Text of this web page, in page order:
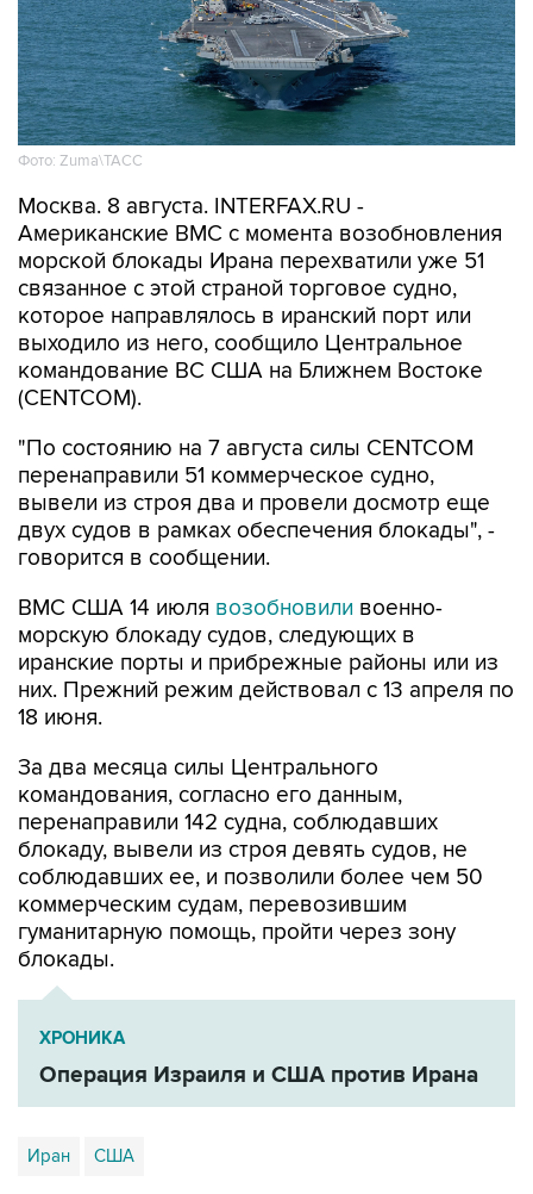
Фото: Zuma\ТАСС
Москва. 8 августа. INTERFAX.RU -
Американские ВМС с момента возобновления
морской блокады Ирана перехватили уже 51
связанное с этой страной торговое судно,
которое направлялось в иранский порт или
выходило из него, сообщило Центральное
командование ВС США на Ближнем Востоке
(CENTCOM).
"По состоянию на 7 августа силы CENTCOM
перенаправили 51 коммерческое судно,
вывели из строя два и провели досмотр еще
двух судов в рамках обеспечения блокады", -
говорится в сообщении.
ВМС США 14 июля возобновили военно-
морскую блокаду судов, следующих в
иранские порты и прибрежные районы или из
них. Прежний режим действовал с 13 апреля по
18 июня.
За два месяца силы Центрального
командования, согласно его данным,
перенаправили 142 судна, соблюдавших
блокаду, вывели из строя девять судов, не
соблюдавших ее, и позволили более чем 50
коммерческим судам, перевозившим
гуманитарную помощь, пройти через зону
блокады.
ХРОНИКА
Операция Израиля и США против Ирана
Иран США